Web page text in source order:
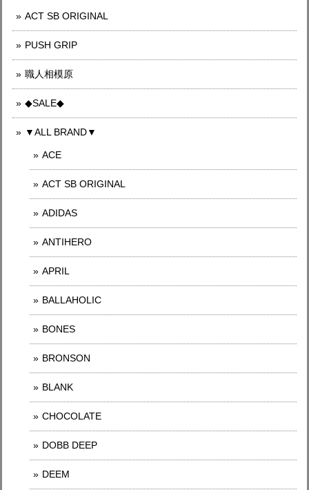
ACT SB ORIGINAL
PUSH GRIP
職人相模原
◆SALE◆
▼ALL BRAND▼
ACE
ACT SB ORIGINAL
ADIDAS
ANTIHERO
APRIL
BALLAHOLIC
BONES
BRONSON
BLANK
CHOCOLATE
DOBB DEEP
DEEM